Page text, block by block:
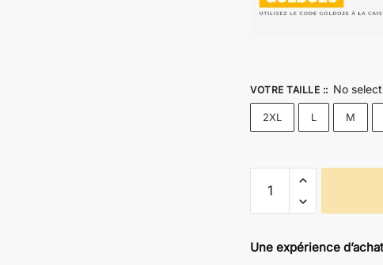
VOTRE TAILLE :: No
2XL L M
Boxer
-
Une expérience